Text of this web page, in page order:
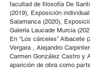
facultad de filosofía De
(2019), Exposición
Salamanca (2020),
Galería Laucade Murcia
En “Los cárceles” Albacete
Vergara , Alejandro
Carmen González Castro y
aparición de obra como